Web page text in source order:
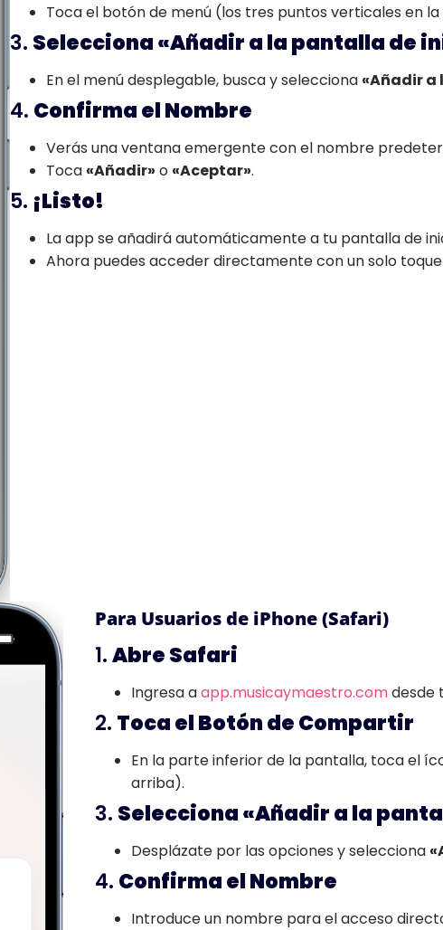
Toca el botón de menú (los tres puntos verticales en
3. Selecciona «Añadir a la pantalla de
En el menú desplegable, busca y selecciona «Añadir a
4. Confirma el Nombre
Verás una ventana emergente con el nombre
Toca «Añadir» o «Aceptar».
5. ¡Listo!
La app se añadirá automáticamente a tu pantalla de
Ahora puedes acceder directamente con un solo toque.
Para Usuarios de iPhone (Safari)
1.Abre Safari
Ingresa aapp.musicaymaestro.comdesde
2. Toca el Botón de Compartir
En la parte inferior de la pantalla, toca el
arriba).
3. Selecciona «Añadir a la
Desplázate por las opciones y selecciona
4. Confirma el Nombre
Introduce un nombre para el acceso